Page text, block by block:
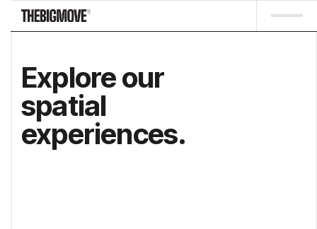
Explore our
spatial
experiences.